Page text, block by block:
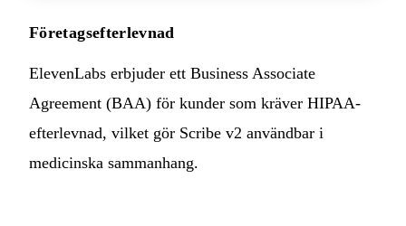
Företagsefterlevnad
ElevenLabs erbjuder ett Business Associate
Agreement (BAA) för kunder som kräver HIPAA-
efterlevnad, vilket gör Scribe v2 användbar i
medicinska sammanhang.